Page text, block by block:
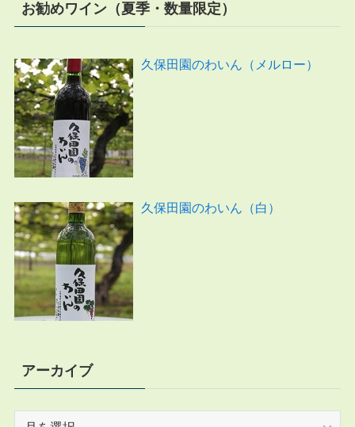
お勧めワイン（夏季・数量限定）
久保田園のわいん（メルロー）
久保田園のわいん（白）
アーカイブ